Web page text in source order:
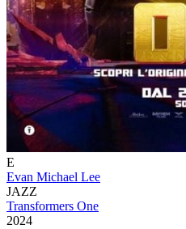
E
Evan Michael Lee
JAZZ
Transformers One
2024